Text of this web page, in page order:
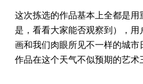
这次拣选的作品基本上全都是
是，看看大家能否观察到），用
画和我们肉眼所见不一样的城
作品在这个天气不似预期的艺术